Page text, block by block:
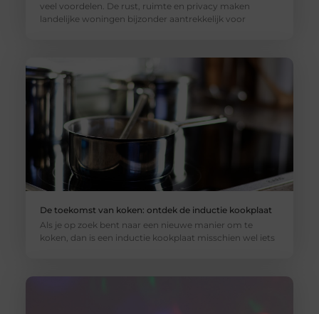
veel voordelen. De rust, ruimte en privacy maken
landelijke woningen bijzonder aantrekkelijk voor
De toekomst van koken: ontdek de inductie kookplaat
Als je op zoek bent naar een nieuwe manier om te
koken, dan is een inductie kookplaat misschien wel iets